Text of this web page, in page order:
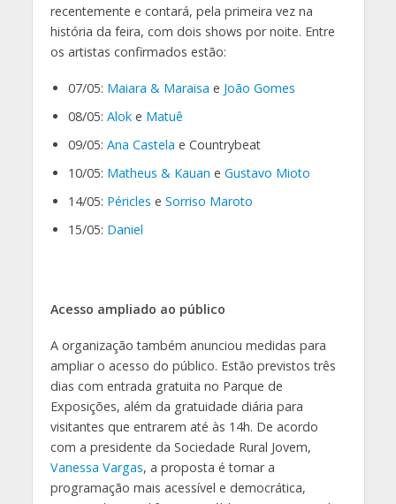
recentemente e contará, pela primeira vez na
história da feira, com dois shows por noite. Entre
os artistas confirmados estão:
07/05: Maiara & Maraisa e João Gomes
08/05: Aloke Matuê
09/05: Ana Castela e Countrybeat
10/05: Matheus & Kauan e Gustavo Mioto
14/05: Péricles e Sorriso Maroto
15/05: Daniel
Acesso ampliado ao público
A organização também anunciou medidas para
ampliar o acesso do público. Estão previstos três
dias com entrada gratuita no Parque de
Exposições, além da gratuidade diária para
visitantes que entrarem até às 14h. De acordo
com a presidente da Sociedade Rural Jovem,
Vanessa Vargas, a proposta é tornar a
programação mais acessível e democrática,